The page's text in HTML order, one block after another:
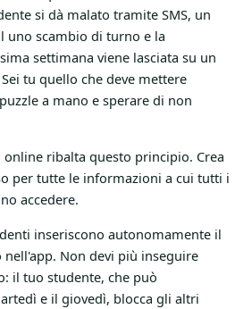
si dà malato tramite SMS, un
uno scambio di turno e la
settimana viene lasciata su un
tu quello che deve mettere
a mano e sperare di non
ribalta questo principio. Crea
per tutte le informazioni a cui tutti i
accedere.
inseriscono autonomamente il
Non devi più inseguire
il tuo studente, che può
e il giovedì, blocca gli altri